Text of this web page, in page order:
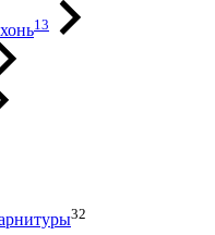
13
32